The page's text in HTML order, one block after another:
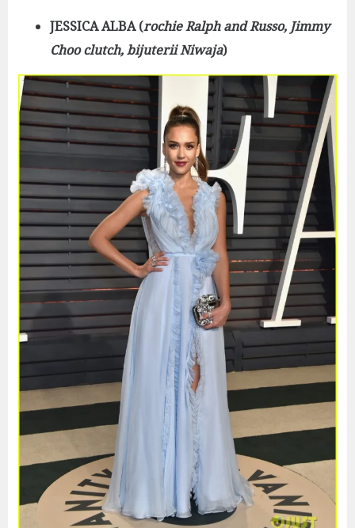
JESSICA ALBA (rochie Ralph and Russo, Jimmy
Choo clutch, bijuterii Niwaja)